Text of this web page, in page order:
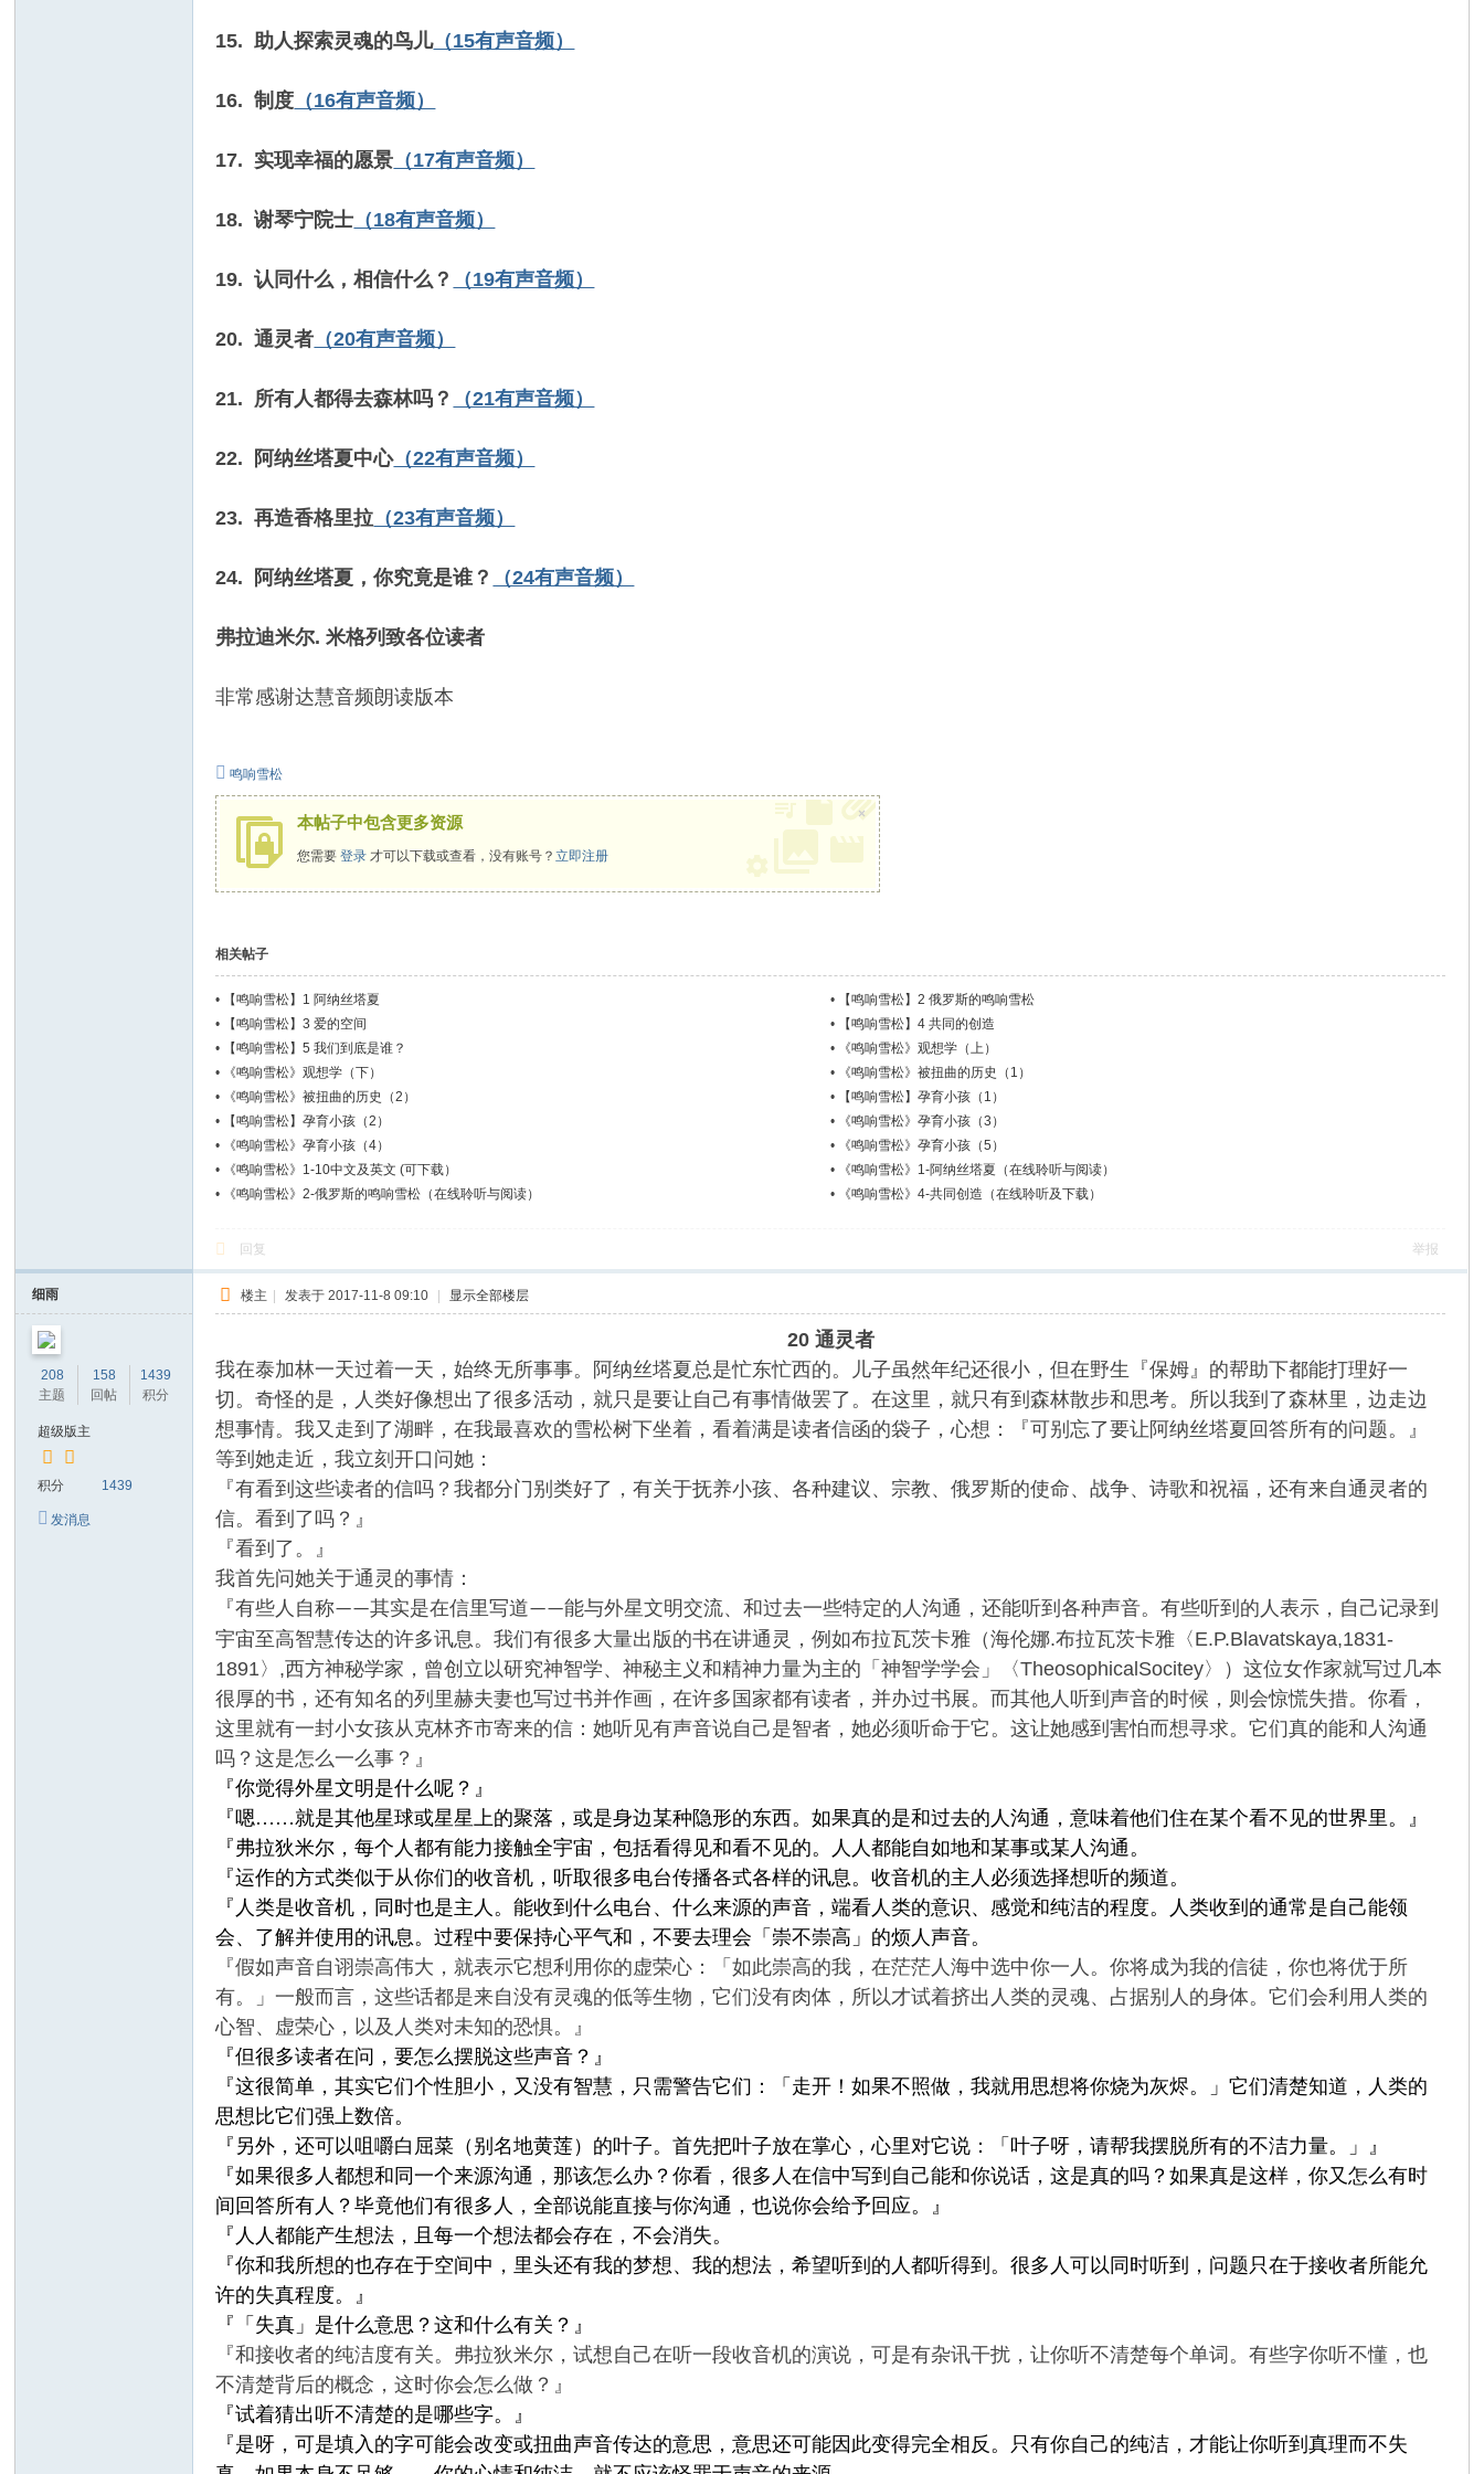
15.助人探索灵魂的鸟儿（15有声音频）
16. 制度 （16有声音频）
17. 实现幸福的愿景 （17有声音频）
18. 谢琴宁院士 （18有声音频）
19. 认同什么，相信什么？ （19有声音频）
20. 通灵者 （20有声音频）
21. 所有人都得去森林吗？ （21有声音频）
22. 阿纳丝塔夏中心（22有声音频）
23. 再造香格里拉 （23有声音频）
24. 阿纳丝塔夏，你究竟是谁？ （24有声音频）
弗拉迪米尔.米格列致各位读者
非常感谢达慧音频朗读版本
鸣响雪松
本帖子中包含更多资源
您需要登录 才可以下载或查看，没有账号？立即注册
×
相关帖子
• 【鸣响雪松】1 阿纳丝塔夏 •
【鸣响雪松】2 俄罗斯的鸣响雪松
•
【鸣响雪松】3 爱的空间 •
【鸣响雪松】4 共同的创造
•
【鸣响雪松】5 我们到底是谁？ •
《鸣响雪松》观想学（上）
•
《鸣响雪松》观想学（下） •
《鸣响雪松》被扭曲的历史（1）
•
《鸣响雪松》被扭曲的历史（2） •
【鸣响雪松】孕育小孩（1）
•
【鸣响雪松】孕育小孩（2） •
《鸣响雪松》孕育小孩（3）
•
《鸣响雪松》孕育小孩（4） •
《鸣响雪松》孕育小孩（5）
•
《鸣响雪松》1-10中文及英文 (可下载） •
《鸣响雪松》1-阿纳丝塔夏（在线聆听与阅读）
•
《鸣响雪松》2-俄罗斯的鸣响雪松（在线聆听与阅读） • 《鸣响雪松》4-共同创造（在线聆听及下载）
回复 举报
细雨
208
主题
158
回帖
1439
积分
超级版主
积分 1439
发消息
楼主 | 发表于 2017-11-8 09:10 | 显示全部楼层
20 通灵者
我在泰加林一天过着一天，始终无所事事。阿纳丝塔夏总是忙东忙西的。儿子虽然年纪还很小，但在野生『保姆』的帮助下都能打理好一
切。奇怪的是，人类好像想出了很多活动，就只是要让自己有事情做罢了。在这里，就只有到森林散步和思考。所以我到了森林里，边走边
想事情。我又走到了湖畔，在我最喜欢的雪松树下坐着，看着满是读者信函的袋子，心想：『可别忘了要让阿纳丝塔夏回答所有的问题。』
等到她走近，我立刻开口问她：
『有看到这些读者的信吗？我都分门别类好了，有关于抚养小孩、各种建议、宗教、俄罗斯的使命、战争、诗歌和祝福，还有来自通灵者的
信。看到了吗？』
『看到了。』
我首先问她关于通灵的事情：
『有些人自称——其实是在信里写道——能与外星文明交流、和过去一些特定的人沟通，还能听到各种声音。有些听到的人表示，自己记录到
宇宙至高智慧传达的许多讯息。我们有很多大量出版的书在讲通灵，例如布拉瓦茨卡雅 （海伦娜.布拉瓦茨卡雅〈E.P.Blavatskaya,1831-
1891〉,西方神秘学家，曾创立以研究神智学、神秘主义和精神力量为主的「神智学学会」〈TheosophicalSocitey〉）这位女作家就写过几本
很厚的书，还有知名的列里赫夫妻也写过书并作画，在许多国家都有读者，并办过书展。而其他人听到声音的时候，则会惊慌失措。你看，
这里就有一封小女孩从克林齐市寄来的信：她听见有声音说自己是智者，她必须听命于它。这让她感到害怕而想寻求。它们真的能和人沟通
吗？这是怎么一么事？』
『你觉得外星文明是什么呢？』
『嗯……就是其他星球或星星上的聚落，或是身边某种隐形的东西。如果真的是和过去的人沟通，意味着他们住在某个看不见的世界里。』
『弗拉狄米尔，每个人都有能力接触全宇宙，包括看得见和看不见的。人人都能自如地和某事或某人沟通。
『运作的方式类似于从你们的收音机，听取很多电台传播各式各样的讯息。收音机的主人必须选择想听的频道。
『人类是收音机，同时也是主人。能收到什么电台、什么来源的声音，端看人类的意识、感觉和纯洁的程度。人类收到的通常是自己能领
会、了解并使用的讯息。过程中要保持心平气和，不要去理会「崇不崇高」的烦人声音。
『假如声音自诩崇高伟大，就表示它想利用你的虚荣心：「如此崇高的我，在茫茫人海中选中你一人。你将成为我的信徒，你也将优于所
有。」一般而言，这些话都是来自没有灵魂的低等生物，它们没有肉体，所以才试着挤出人类的灵魂、占据别人的身体。它们会利用人类的
心智、虚荣心，以及人类对未知的恐惧。』
『但很多读者在问，要怎么摆脱这些声音？』
『这很简单，其实它们个性胆小，又没有智慧，只需警告它们：「走开！如果不照做，我就用思想将你烧为灰烬。」它们清楚知道，人类的
思想比它们强上数倍。
『另外，还可以咀嚼白屈菜 （别名地黄莲） 的叶子。首先把叶子放在掌心，心里对它说：「叶子呀，请帮我摆脱所有的不洁力量。」』
『如果很多人都想和同一个来源沟通，那该怎么办？你看，很多人在信中写到自己能和你说话，这是真的吗？如果真是这样，你又怎么有时
间回答所有人？毕竟他们有很多人，全部说能直接与你沟通，也说你会给予回应。』
『人人都能产生想法，且每一个想法都会存在，不会消失。
『你和我所想的也存在于空间中，里头还有我的梦想、我的想法，希望听到的人都听得到。很多人可以同时听到，问题只在于接收者所能允
许的失真程度。』
『「失真」是什么意思？这和什么有关？』
『和接收者的纯洁度有关。弗拉狄米尔，试想自己在听一段收音机的演说，可是有杂讯干扰，让你听不清楚每个单词。有些字你听不懂，也
不清楚背后的概念，这时你会怎么做？』
『试着猜出听不清楚的是哪些字。』
『是呀，可是填入的字可能会改变或扭曲声音传达的意思，意思还可能因此变得完全相反。只有你自己的纯洁，才能让你听到真理而不失